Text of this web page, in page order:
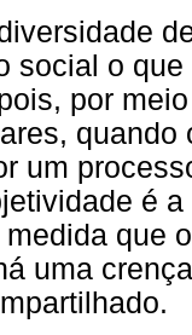
social o
por
um
é
que
uma